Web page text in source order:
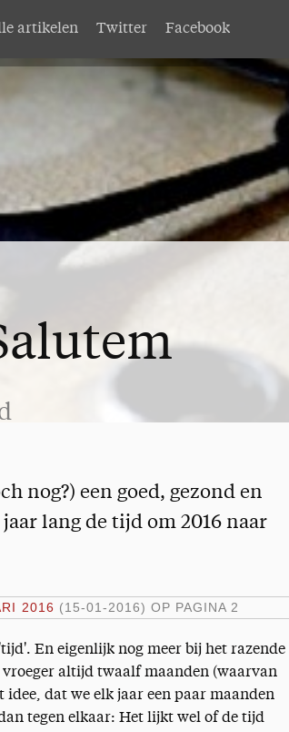
Vragen en opmerkingen
artikelen Twitter Facebook
nog?) een goed, gezond en
lang de tijd om 2016 naar
2016 (15-01-2016) OP PAGINA 2
En eigenlijk nog meer bij het razende
altijd twaalf maanden (waarvan
idee, dat we elk jaar een paar maanden
tegen elkaar: Het lijkt wel of de tijd